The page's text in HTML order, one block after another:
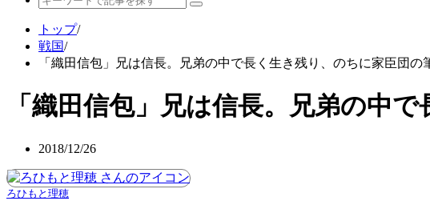
トップ/
戦国/
「織田信包」兄は信長。兄弟の中で長く生き残り、のちに家臣団の
「織田信包」兄は信長。兄弟の中
2018/12/26
ろひもと理穂